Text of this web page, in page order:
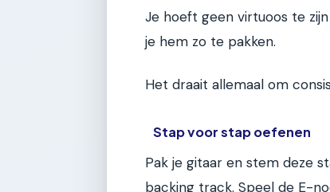
Je hoeft geen virtuoos te
je hem zo te pakken.
Het draait allemaal om
Stap voor stap oefenen
Pak je gitaar en stem deze
backing track. Speel de E-